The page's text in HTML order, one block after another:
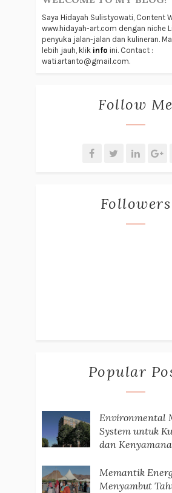
Saya Hidayah Sulistyowati, Content
www.hidayah-art.com dengan niche
penyuka jalan-jalan dan kulineran.
lebih jauh, klik info ini. Contact :
wati.artanto@gmail.com.
Follow Me
Followers
Popular
Environmental
System untuk
dan
Memantik
Menyambut